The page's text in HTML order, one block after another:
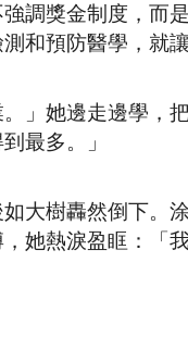
調獎金制度，而
和預防醫學，就
」她邊走邊學，
最多。」
大樹轟然倒下。
她熱淚盈眶：「